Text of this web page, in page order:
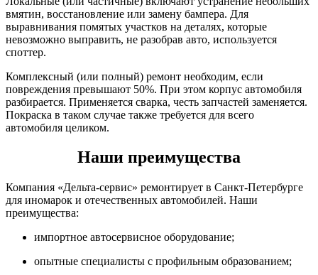
вмятин, восстановление или замену бампера. Для
выравнивания помятых участков на деталях, которые
невозможно выправить, не разобрав авто, используется
споттер.
Комплексный (или полный) ремонт необходим, если
повреждения превышают 50%. При этом корпус автомобиля
разбирается. Применяется сварка, честь запчастей заменяется.
Покраска в таком случае также требуется для всего
автомобиля целиком.
Наши преимущества
Компания «Дельта-сервис» ремонтирует в Санкт-Петербурге
для иномарок и отечественных автомобилей. Наши
преимущества:
импортное автосервисное оборудование;
опытные специалисты с профильным образованием;